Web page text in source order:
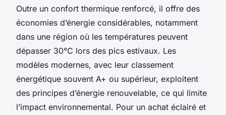
Outre un confort thermique renforcé, il offre des
économies d’énergie considérables, notamment
dans une région où les températures peuvent
dépasser 30°C lors des pics estivaux. Les
modèles modernes, avec leur classement
énergétique souvent A+ ou supérieur, exploitent
des principes d’énergie renouvelable, ce qui limite
l’impact environnemental. Pour un achat éclairé et